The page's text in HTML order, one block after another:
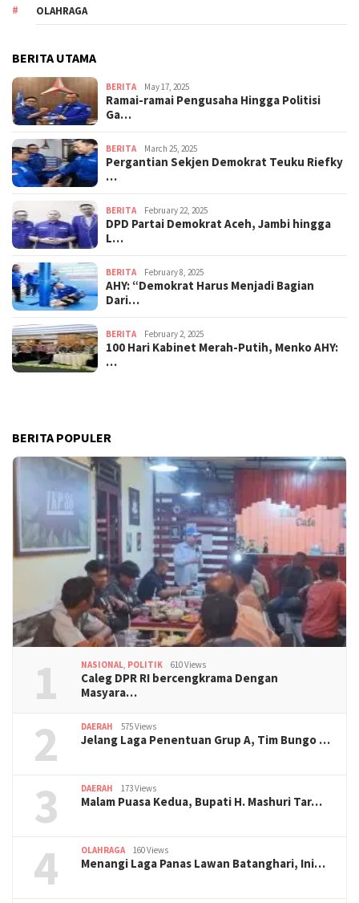
OLAHRAGA
BERITA UTAMA
BERITA May 17, 2025
Ramai-ramai Pengusaha Hingga Politisi
Ga…
BERITA March 25, 2025
Pergantian Sekjen Demokrat Teuku Riefky
…
BERITA February 22, 2025
DPD Partai Demokrat Aceh, Jambi hingga
L…
BERITA February 8, 2025
AHY: “Demokrat Harus Menjadi Bagian
Dari…
BERITA February 2, 2025
100 Hari Kabinet Merah-Putih, Menko AHY:
…
BERITA POPULER
1 NASIONAL, POLITIK 610 Views
Caleg DPR RI bercengkrama Dengan
Masyara…
2 DAERAH 575 Views
Jelang Laga Penentuan Grup A, Tim Bungo …
3 DAERAH 173 Views
Malam Puasa Kedua, Bupati H. Mashuri Tar…
4 OLAHRAGA 160 Views
Menangi Laga Panas Lawan Batanghari, Ini…